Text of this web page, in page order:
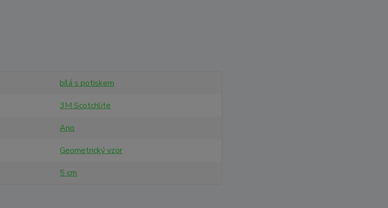
bílá s potiskem
3M Scotchlite
Ano
Geometrický vzor
5 cm